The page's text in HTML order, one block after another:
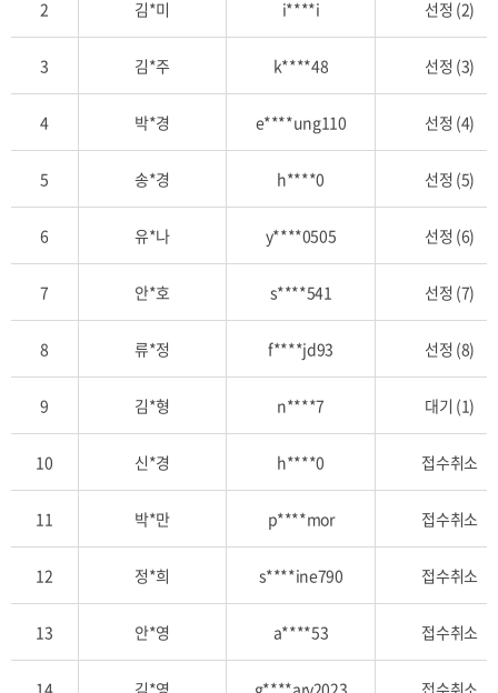
자
첨
호,
청
명,
과,
첨
취
2 김*미 i****i 선정 (2)
3 김*주 k****48 선정 (3)
4 박*경 e****ung110 선정 (4)
5 송*경 h****0 선정 (5)
6 유*나 y****0505 선정 (6)
7 안*호 s****541 선정 (7)
8 류*정 f****jd93 선정 (8)
9 김*형 n****7 대기 (1)
10 신*경 h****0 접수취소
11 박*만 p****mor 접수취소
12 정*희 s****ine790 접수취소
13 안*영 a****53 접수취소
14 김*영 g****ary2023 접수취소